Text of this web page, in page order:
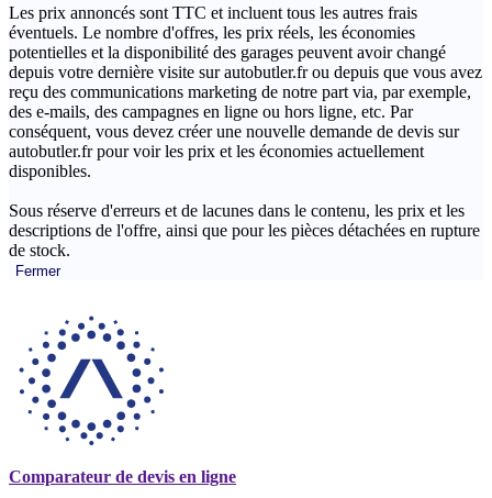
Les prix annoncés sont TTC et incluent tous les autres frais
éventuels. Le nombre d'offres, les prix réels, les économies
potentielles et la disponibilité des garages peuvent avoir changé
depuis votre dernière visite sur autobutler.fr ou depuis que vous avez
reçu des communications marketing de notre part via, par exemple,
des e-mails, des campagnes en ligne ou hors ligne, etc. Par
conséquent, vous devez créer une nouvelle demande de devis sur
autobutler.fr pour voir les prix et les économies actuellement
disponibles.
Sous réserve d'erreurs et de lacunes dans le contenu, les prix et les
descriptions de l'offre, ainsi que pour les pièces détachées en rupture
de stock.
Fermer
Comparateur de devis en ligne